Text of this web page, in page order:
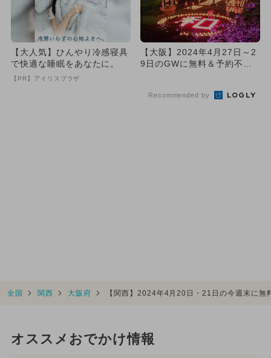
【大人気】ひんやり冷感寝具
で快適な睡眠をあなたに。
【PR】アイリスプラザ
【大阪】2024年4月27日～2
9日のGWに無料＆予約不要
Recommended by
全国 関西 大阪府 【関西】2024年4月20日・21日の今週末に
オススメおでかけ情報